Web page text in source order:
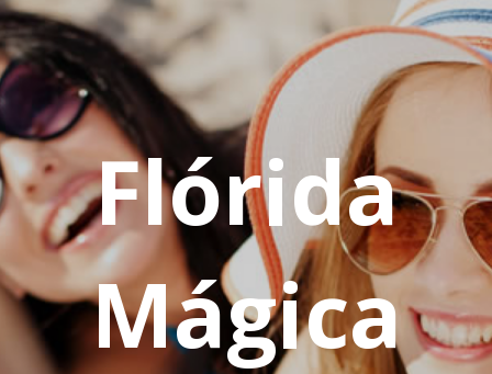
Flórida
Mágica